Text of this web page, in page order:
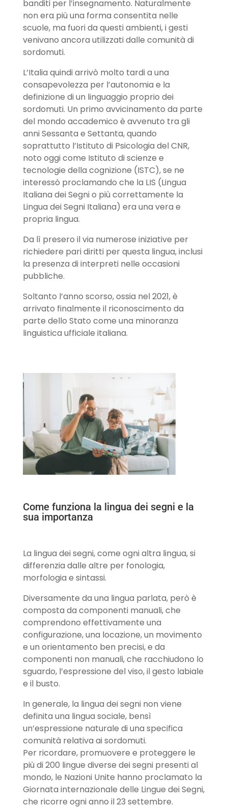
banditi per l’insegnamento. Naturalmente
non era più una forma consentita nelle
scuole, ma fuori da questi ambienti, i gesti
venivano ancora utilizzati dalle comunità di
sordomuti.
L’Italia quindi arrivò molto tardi a una
consapevolezza per l’autonomia e la
definizione di un linguaggio proprio dei
sordomuti. Un primo avvicinamento da parte
del mondo accademico è avvenuto tra gli
anni Sessanta e Settanta, quando
soprattutto l’Istituto di Psicologia del CNR,
noto oggi come Istituto di scienze e
tecnologie della cognizione (ISTC), se ne
interessò proclamando che la LIS (Lingua
Italiana dei Segni o più correttamente la
Lingua dei Segni Italiana) era una vera e
propria lingua.
Da lì presero il via numerose iniziative per
richiedere pari diritti per questa lingua, inclusi
la presenza di interpreti nelle occasioni
pubbliche.
Soltanto l’anno scorso, ossia nel 2021, è
arrivato finalmente il riconoscimento da
parte dello Stato come una minoranza
linguistica ufficiale italiana.
Come funziona la lingua dei segni e la
sua importanza
La lingua dei segni, come ogni altra lingua, si
differenzia dalle altre per fonologia,
morfologia e sintassi.
Diversamente da una lingua parlata, però è
composta da componenti manuali, che
comprendono effettivamente una
configurazione, una locazione, un movimento
e un orientamento ben precisi, e da
componenti non manuali, che racchiudono lo
sguardo, l’espressione del viso, il gesto labiale
e il busto.
In generale, la lingua dei segni non viene
definita una lingua sociale, bensì
un’espressione naturale di una specifica
comunità relativa ai sordomuti.
Per ricordare, promuovere e proteggere le
più di 200 lingue diverse dei segni presenti al
mondo, le Nazioni Unite hanno proclamato la
Giornata internazionale delle Lingue dei Segni,
che ricorre ogni anno il 23 settembre.